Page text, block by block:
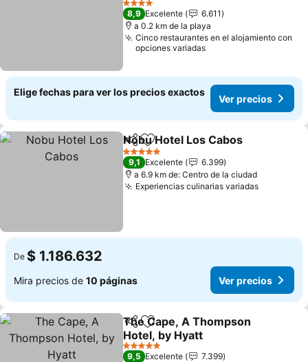
4 Estrellas
8,9 Excelente
6.611
a 0.2 km de la playa
Cinco restaurantes en el alojamiento con
opciones variadas
Elige fechas para ver los precios exactos
Ver precios
CompartirAgregar a favoritos
Nobu Hotel Los Cabos
5 Estrellas
9,1 Excelente
6.399
a 6.9 km de: Centro de la ciudad
Experiencias culinarias variadas
De $ 1.186.632
Mira precios de 10 páginas Ver precios
Compartir
Agregar a favoritos
The Cape, A Thompson
Hotel, by Hyatt
5 Estrellas
9,5 Excelente
7.399